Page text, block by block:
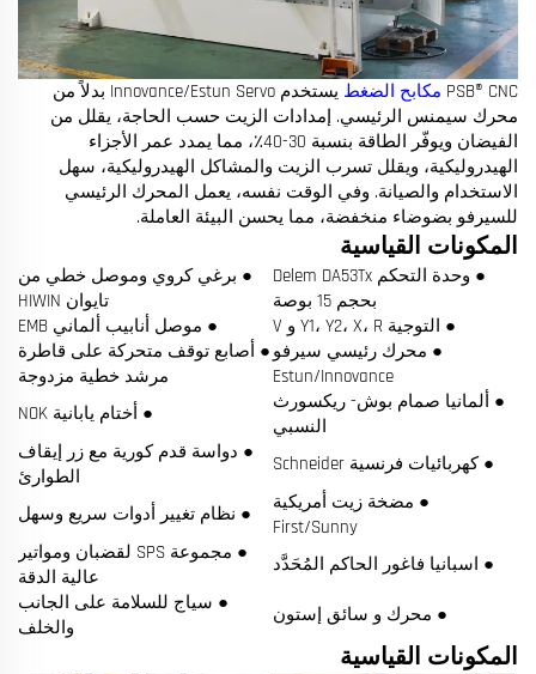
PSB® CNC مكابح الضغط
يستخدم Innovance/Estun Servo بدلاً من
محرك سيمنس الرئيسي. إمدادات الزيت حسب الحاجة، يقلل من
الفيضان ويوفّر الطاقة بنسبة 30-40٪، مما يمدد عمر الأجزاء
الهيدروليكية، ويقلل تسرب الزيت والمشاكل الهيدروليكية، سهل
الاستخدام والصيانة. وفي الوقت نفسه، يعمل المحرك الرئيسي
للسيرفو بضوضاء منخفضة، مما يحسن البيئة العاملة.
المكونات القياسية
● وحدة التحكم Delem DA53Tx
بحجم 15 بوصة
● برغي كروي وموصل خطي من
تايوان HIWIN
● التوجية Y1، Y2، X، R و V
● موصل أنابيب ألماني EMB
● محرك رئيسي سيرفو
Estun/Innovance
● أصابع توقف متحركة على قاطرة
مرشد خطية مزدوجة
● ألمانيا صمام بوش- ريكسورث
النسبي
● أختام يابانية NOK
● كهربائيات فرنسية Schneider
● دواسة قدم كورية مع زر إيقاف
الطوارئ
● مضخة زيت أمريكية
First/Sunny
● نظام تغيير أدوات سريع وسهل
● اسبانيا فاغور الحاكم المُحَدَّد
● مجموعة SPS لقضبان ومواتير
عالية الدقة
● محرك و سائق إستون
● سياج للسلامة على الجانب
والخلف
المكونات القياسية